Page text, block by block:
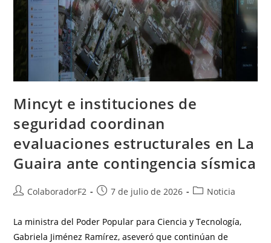
Mincyt e instituciones de
seguridad coordinan
evaluaciones estructurales en La
Guaira ante contingencia sísmica
ColaboradorF2 7 de julio de 2026 Noticia
La ministra del Poder Popular para Ciencia y Tecnología,
Gabriela Jiménez Ramírez, aseveró que continúan de